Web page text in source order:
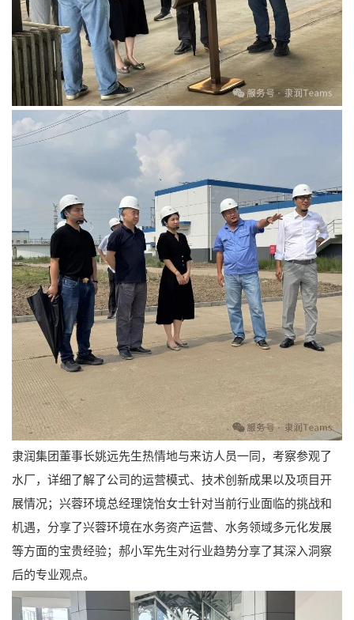
隶润集团董事长姚远先生热情地与来访人员一同，考察参观了
水厂，详细了解了公司的运营模式、技术创新成果以及项目开
展情况；兴蓉环境总经理饶怡女士针对当前行业面临的挑战和
机遇，分享了兴蓉环境在水务资产运营、水务领域多元化发展
等方面的宝贵经验；郝小军先生对行业趋势分享了其深入洞察
后的专业观点。